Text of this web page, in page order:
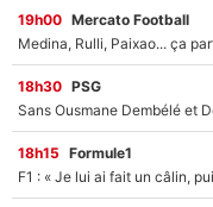
19h00 Mercato Football
18h30 PSG
18h15 Formule1